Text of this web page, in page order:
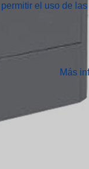
el uso de
Más